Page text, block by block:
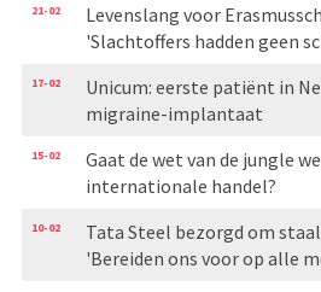
21-02
Levenslang voor
'Slachtoffers hadden geen
17-02
Unicum: eerste patiënt in
migraine-implantaat
15-02
Gaat de wet van de jungle
internationale handel?
10-02
Tata Steel bezorgd om
'Bereiden ons voor op alle